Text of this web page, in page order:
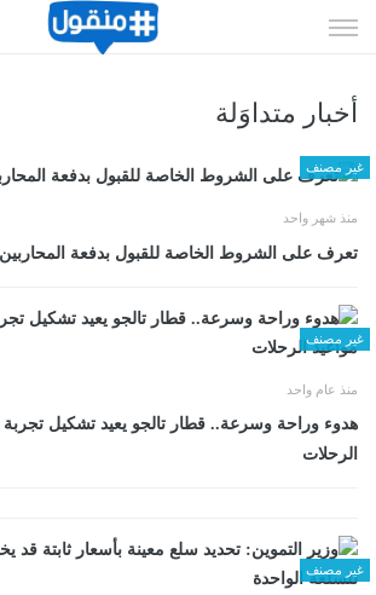
الى
أخبار متداوَلة
غير مصنف
منذ شهر واحد
تعرف على الشروط الخاصة للقبول بدفعة
غير مصنف
منذ عام واحد
هدوء وراحة وسرعة.. قطار تالجو يعيد تشكيل تجربة
الرحلات
غير مصنف